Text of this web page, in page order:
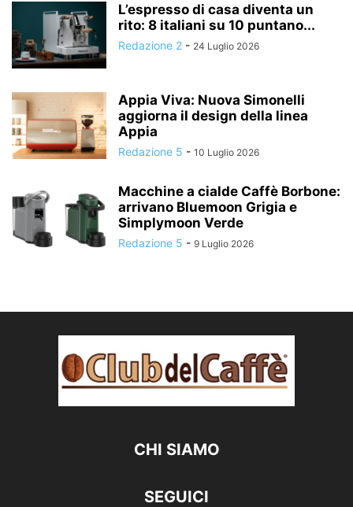
L’espresso di casa diventa un
rito: 8 italiani su 10 puntano...
Redazione 2 - 24 Luglio 2026
Appia Viva: Nuova Simonelli
aggiorna il design della linea
Appia
Redazione 5 - 10 Luglio 2026
Macchine a cialde Caffè Borbone:
arrivano Bluemoon Grigia e
Simplymoon Verde
Redazione 5 - 9 Luglio 2026
CHI SIAMO
SEGUICI